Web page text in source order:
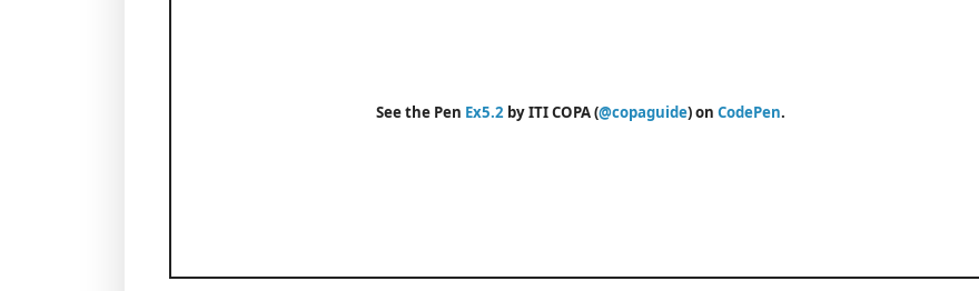
See the Pen Ex5.2 by ITI COPA (@copaguide) on CodePen.